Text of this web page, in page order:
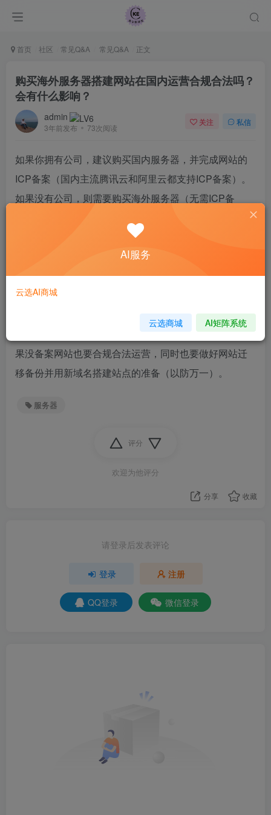
首页 社区 常见Q&A 常见Q&A 正文
购买海外服务器搭建网站在国内运营合规合法吗？
会有什么影响？
admin
3年前发布 73次阅读
关注 私信
如果你拥有公司，建议购买国内服务器，并完成网站的
ICP备案（国内主流腾讯云和阿里云都支持ICP备案）。
如果没有公司，则需要购买海外服务器（无需ICP备
容合规合法就行。但没备案的网站无法使用官方的微信
和支付宝接口和登录接口，也无法同步做小程序等。同
时，如果网站涉及到灰色产业或灰色信息，在微信内以
及国内ip（不翻墙）比较容易被墙无法访问网站（只有翻
总之，在国内做网站运营尽量用公司去完成ICP备案，如
果没备案网站也要合规合法运营，同时也要做好网站迁
移备份并用新域名搭建站点的准备（以防万一）。
服务器
评分
欢迎为他评分
分享 收藏
请登录后发表评论
登录 注册
QQ登录 微信登录
AI服务
云选AI商城
云选商城 AI矩阵系统